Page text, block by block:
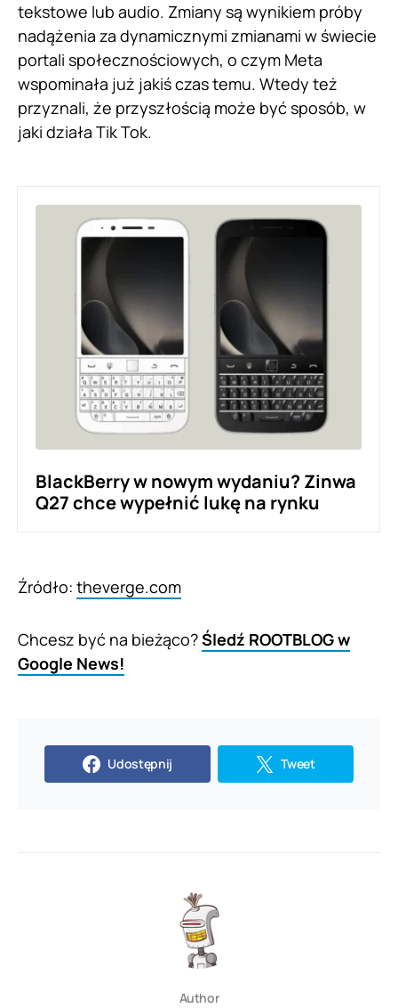
tekstowe lub audio. Zmiany są wynikiem próby
nadążenia za dynamicznymi zmianami w świecie
portali społecznościowych, o czym Meta
wspominała już jakiś czas temu. Wtedy też
przyznali, że przyszłością może być sposób, w
jaki działa Tik Tok.
BlackBerry w nowym wydaniu? Zinwa
Q27 chce wypełnić lukę na rynku
Źródło: theverge.com
Chcesz być na bieżąco?Śledź ROOTBLOG w
Google News!
Udostępnij Tweet
Author